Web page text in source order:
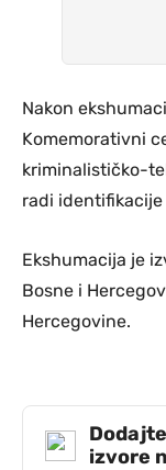
Nakon
Komemorativni
kriminalističko-
radi identifikacije
Ekshumacija je
Bosne i
Hercegovine.
izvore